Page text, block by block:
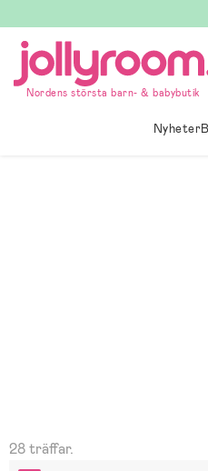
till
innehållet
Nordens största barn- & babybutik
Nyheter
28 träffar.